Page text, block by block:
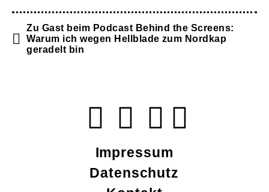
Zu Gast beim Podcast Behind the Screens:
Warum ich wegen Hellblade zum Nordkap
geradelt bin
Impressum
Datenschutz